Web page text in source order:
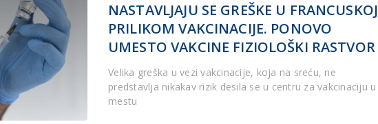
NASTAVLJAJU SE GREŠKE U FRANCUSKOJ
PRILIKOM VAKCINACIJE. PONOVO
UMESTO VAKCINE FIZIOLOŠKI RASTVOR
Velika greška u vezi vakcinacije, koja na sreću, ne
predstavlja nikakav rizik desila se u centru za vakcinaciju u
mestu